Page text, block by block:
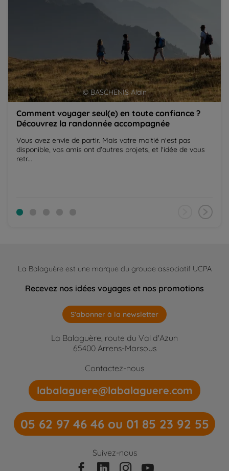
© BASCHENIS Alain
Comment voyager seul(e) en toute confiance ?
Découvrez la randonnée accompagnée
Vous avez envie de partir. Mais votre moitié n'est pas
disponible, vos amis ont d'autres projets, et l'idée de vous
retr...
La Balaguère est une marque du groupe associatif UCPA
Recevez nos idées voyages et nos promotions
S'abonner à la newsletter
La Balaguère, route du Val d'Azun
65400 Arrens-Marsous
Contactez-nous
labalaguere@labalaguere.com
05 62 97 46 46 ou 01 85 23 92 55
Suivez-nous